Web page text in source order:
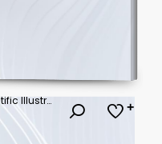
Plant Growth: Roots, DNA, Soil, Scientific Illustration